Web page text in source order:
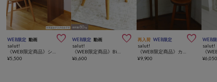
WEB限定 動画 
salut!
《WEB限定商品》シンプルデスク
¥5,500
WEB限定 動画 
salut!
《WEB限定商品》Biscuitスツール／gâteau
¥6,600
再入荷 WEB限定 
salut!
《WEB限定商品》カントリーライティングデスク
¥9,900
WEB
salut!
¥